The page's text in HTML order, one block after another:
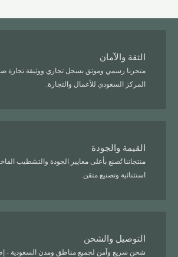
الثقة والآمان
متجرنا رسمي وموثق بسجل تجاري ووثيقة تجارة
المركز السعودي للأعمال والتجارة.
القيمة والجودة
منتجاتنا تُصنع بأعلى معايير الجودة والتشطيب
استثنائية وتصنيع متقن.
التوصيل والشحن
شحن سريع وآمن لجميع مناطق ومدن السعودية -